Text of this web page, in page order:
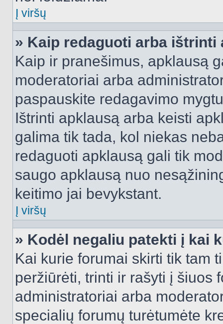
Į viršų
» Kaip redaguoti arba ištrinti
Kaip ir pranešimus, apklausą
moderatoriai arba
paspauskite redagavimo
Ištrinti apklausą arba keisti
galima tik tada, kol niekas
redaguoti apklausą gali tik
saugo apklausą nuo
keitimo jai bevykstant.
Į viršų
» Kodėl negaliu patekti į kai
Kai kurie forumai skirti tik tam
peržiūrėti, trinti ir rašyti į šiuos
administratoriai arba
specialių forumų turėtumėte